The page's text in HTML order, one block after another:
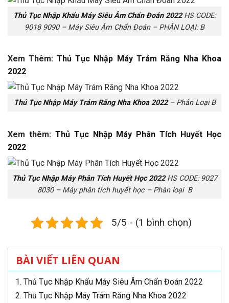
Thủ Tục Nhập Khẩu Máy Siêu Âm Chẩn Đoán 2022 HS CODE:
9018 9090 – Máy Siêu Âm Chẩn Đoán – PHÂN LOẠI: B
Xem Thêm: Thủ Tục Nhập Máy Trám Răng Nha Khoa
2022
Thủ Tục Nhập Máy Trám Răng Nha Khoa 2022– Phân Loại B
Xem thêm: Thủ Tục Nhập Máy Phân Tích Huyết Học
2022
Thủ Tục Nhập Máy Phân Tích Huyết Học 2022HS CODE: 9027
8030 – Máy phân tích huyết học – Phân loại B
5/5 - (1 bình chọn)
BÀI VIẾT LIÊN QUAN
Thủ Tục Nhập Khẩu Máy Siêu Âm Chẩn Đoán 2022
Thủ Tục Nhập Máy Trám Răng Nha Khoa 2022